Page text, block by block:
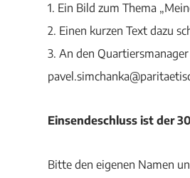
1. Ein Bild zum Thema
2. Einen kurzen Text dazu
3. An den
Einsendeschluss ist der
Bitte den eigenen Namen